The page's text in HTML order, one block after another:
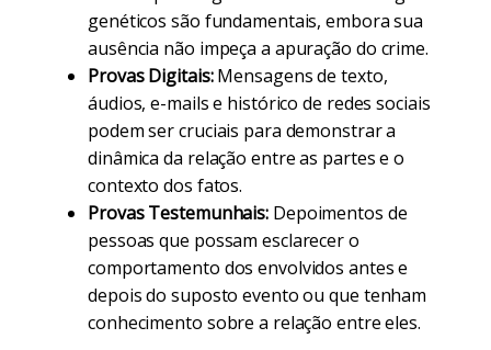
genéticos são fundamentais, embora sua
ausência não impeça a apuração do crime.
Provas Digitais:Mensagens de texto,
áudios, e-mails e histórico de redes sociais
podem ser cruciais para demonstrar a
dinâmica da relação entre as partes e o
contexto dos fatos.
Provas Testemunhais: Depoimentos de
pessoas que possam esclarecer o
comportamento dos envolvidos antes e
depois do suposto evento ou que tenham
conhecimento sobre a relação entre eles.